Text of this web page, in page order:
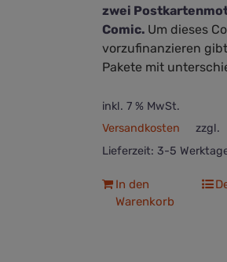
zwei
Comic. Um dieses
vorzufinanzieren
Pakete mit
inkl. 7 % MwSt.
zzgl.
Versandkosten
Lieferzeit: 3-5
In den
Warenkorb